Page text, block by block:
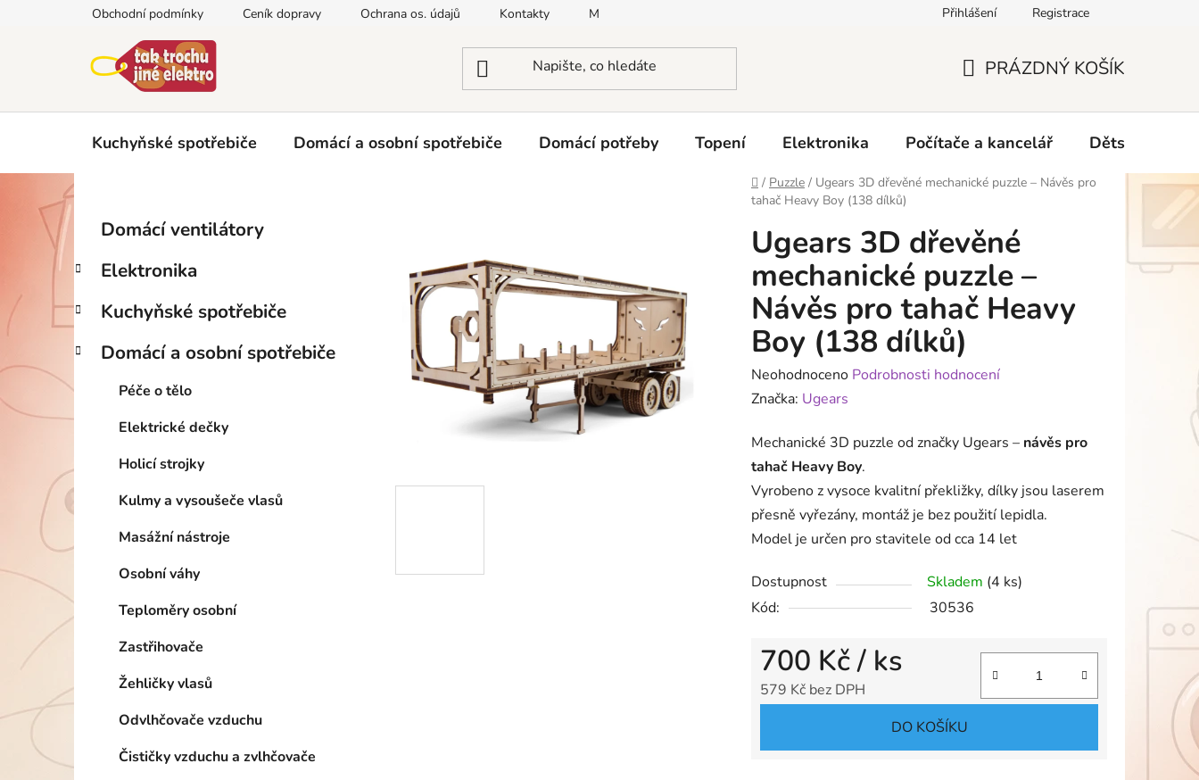
Obchodní podmínky Ceník dopravy Ochrana os. údajů Kontakty Moje objednávka Přihlášení Registrace
KOŠÍK
PRÁZDNÝ KOŠÍK
Kuchyňské spotřebiče Domácí a osobní spotřebiče Domácí potřeby Topení Elektronika Počítače a kancelář Dětské zboží
Domů
/ Puzzle / Ugears 3D dřevěné mechanické puzzle – Návěs pro
tahač Heavy Boy (138 dílků)
s
r
a
n
n
p
n
e
l
Přeskočit
kategorie
e
o
r
i
Domácí ventilátory
Elektronika
Kuchyňské spotřebiče
Domácí a osobní spotřebiče
Péče o tělo
Elektrické dečky
Holicí strojky
Kulmy a vysoušeče vlasů
Masážní nástroje
Osobní váhy
Teploměry osobní
Zastřihovače
Žehličky vlasů
Odvlhčovače vzduchu
Čističky vzduchu a zvlhčovače
Ugears 3D dřevěné
mechanické puzzle –
Návěs pro tahač Heavy
Boy (138 dílků)
Průměrné
hodnocení
je
0,0
z
5
hvězdiček.
Neohodnoceno Podrobnosti hodnocení
Značka: Ugears
Mechanické 3D puzzle od značky Ugears – návěs pro
tahač Heavy Boy.
Vyrobeno z vysoce kvalitní překližky, dílky jsou laserem
přesně vyřezány, montáž je bez použití lepidla.
Model je určen pro stavitele od cca 14 let
Dostupnost Skladem (4 ks)
Kód:
30536
700 Kč/ ks
579 Kč bez DPH
DO KOŠÍKU